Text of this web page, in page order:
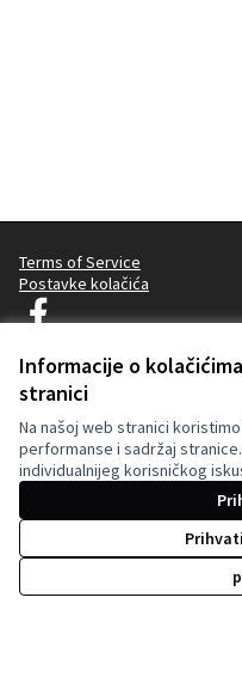
Informacije o
stranici
Na našoj web stranici
performanse i sadržaj
individualnijeg korisničkog
Terms of Service
Postavke kolačića
Decidim Ljubljana na Facebooku
(Vanjska poveznica)
Za izradu internetske stranice
Su-financirano od
Stavovi i mišljenja